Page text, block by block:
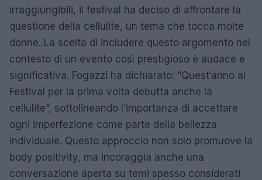
irraggiungibili, il festival ha deciso di affrontare la
questione della cellulite, un tema che tocca molte
donne. La scelta di includere questo argomento nel
contesto di un evento così prestigioso è audace e
significativa. Fogazzi ha dichiarato: “Quest’anno al
Festival per la prima volta debutta anche la
cellulite”, sottolineando l’importanza di accettare
ogni imperfezione come parte della bellezza
individuale. Questo approccio non solo promuove la
body positivity, ma incoraggia anche una
conversazione aperta su temi spesso considerati